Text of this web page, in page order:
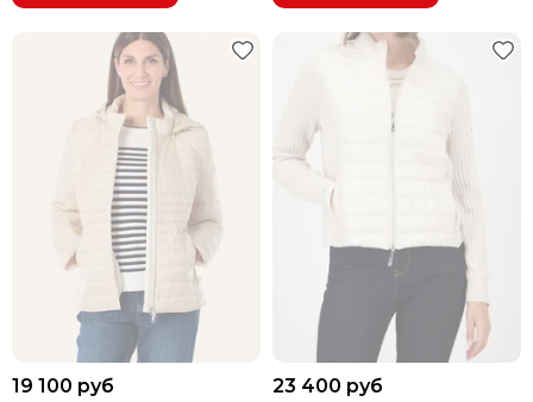
19 100 руб 23 400 руб